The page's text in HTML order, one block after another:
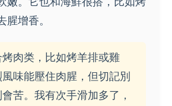
腥增香。
肉类，比如烤羊排或雞
味能壓住肉腥，但切記別
苦。我有次手滑加多了，